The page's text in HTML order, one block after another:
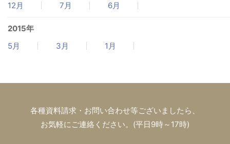
12月
7月 6月
2015年
5月
3月 1月
各種資料請求・お問い合わせ等ございましたら、
お気軽にご連絡ください。(平日9時～17時)